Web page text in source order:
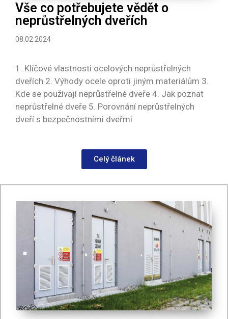
Vše co potřebujete vědět o
neprůstřelných dveřích
08.02.2024
1. Klíčové vlastnosti ocelových neprůstřelných
dveřích 2. Výhody ocele oproti jiným materiálům 3.
Kde se používají neprůstřelné dveře 4. Jak poznat
neprůstřelné dveře 5. Porovnání neprůstřelných
dveří s bezpečnostními dveřmi
Celý článek